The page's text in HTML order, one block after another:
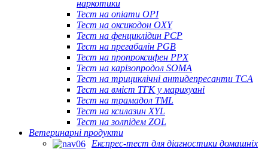
наркотики
Тест на опіати OPI
Тест на оксикодон OXY
Тест на фенциклідин PCP
Тест на прегабалін PGB
Тест на пропроксифен PPX
Тест на карізопродол SOMA
Тест на трициклічні антидепресанти TCA
Тест на вміст ТГК у марихуані
Тест на трамадол TML
Тест на ксилазин XYL
Тест на золпідем ZOL
Ветеринарні продукти
Експрес-тест для діагностики домашніх